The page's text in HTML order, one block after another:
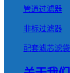
管道过滤器
非标过滤器
配套滤芯滤袋